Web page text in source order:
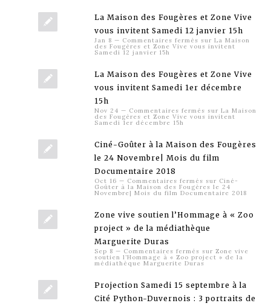
La Maison des Fougères et Zone Vive
vous invitent Samedi 12 janvier 15h
Jan 8 — Commentaires fermés sur La Maison
des Fougères et Zone Vive vous invitent
Samedi 12 janvier 15h
La Maison des Fougères et Zone Vive
vous invitent Samedi 1er décembre
15h
Nov 24 — Commentaires fermés sur La Maison
des Fougères et Zone Vive vous invitent
Samedi 1er décembre 15h
Ciné-Goûter à la Maison des Fougères
le 24 Novembre| Mois du film
Documentaire 2018
Oct 16 — Commentaires fermés sur Ciné-
Goûter à la Maison des Fougères le 24
Novembre| Mois du film Documentaire 2018
Zone vive soutien l’Hommage à « Zoo
project » de la médiathèque
Marguerite Duras
Sep 8 — Commentaires fermés sur Zone vive
soutien l’Hommage à « Zoo project » de la
médiathèque Marguerite Duras
Projection Samedi 15 septembre à la
Cité Python-Duvernois : 3 portraits de